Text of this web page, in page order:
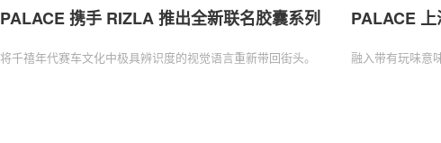
PALACE 携手 RIZLA 推出全新联名胶囊系列
将千禧年代赛车文化中极具辨识度的视觉语言重新带回街头。
PALACE
融入带有玩味意